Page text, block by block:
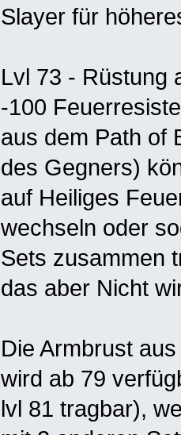
Slayer für
Lvl 73 - Rüstung
-100
aus dem Path of
des Gegners)
auf Heiliges
wechseln oder
Sets zusammen
das aber Nicht
Die Armbrust
wird ab 79
lvl 81 tragbar),